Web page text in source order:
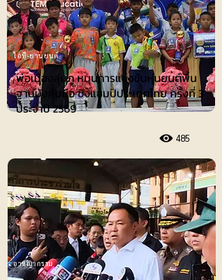
ไอที-ยานยนต์
พ่อเมืองลุ่มภู หนุนการแข่งขันหุ่นยนต์พื้น
ฐานบังคับมือ ชิงแชมป์ประเทศไทย ครั้งที่ 3
ประจำปี 2569
485
อาชญากรรม